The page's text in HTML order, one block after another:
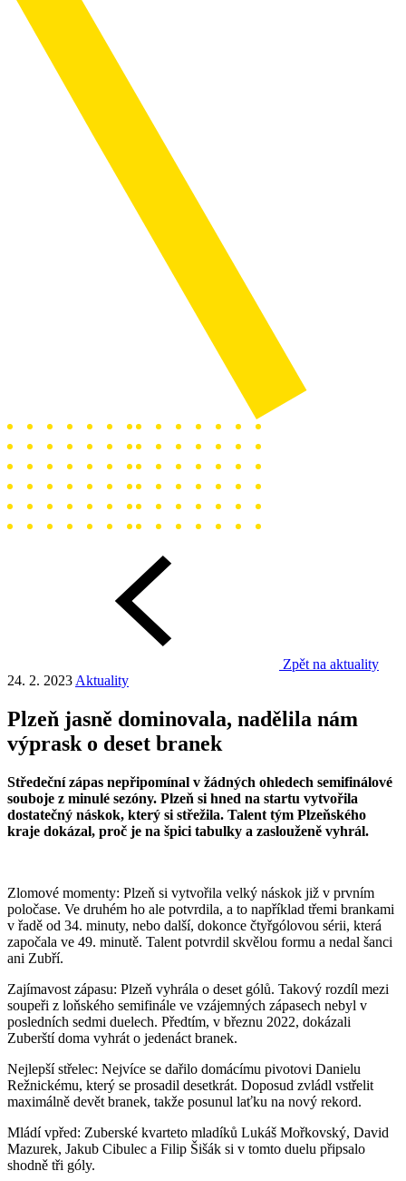
Zpět na aktuality
24. 2. 2023 Aktuality
Plzeň jasně dominovala, nadělila nám
výprask o deset branek
Středeční zápas nepřipomínal v žádných ohledech semifinálové
souboje z minulé sezóny. Plzeň si hned na startu vytvořila
dostatečný náskok, který si střežila. Talent tým Plzeňského
kraje dokázal, proč je na špici tabulky a zaslouženě vyhrál.
Zlomové momenty: Plzeň si vytvořila velký náskok již v prvním
poločase. Ve druhém ho ale potvrdila, a to například třemi brankami
v řadě od 34. minuty, nebo další, dokonce čtyřgólovou sérii, která
započala ve 49. minutě. Talent potvrdil skvělou formu a nedal šanci
ani Zubří.
Zajímavost zápasu: Plzeň vyhrála o deset gólů. Takový rozdíl mezi
soupeři z loňského semifinále ve vzájemných zápasech nebyl v
posledních sedmi duelech. Předtím, v březnu 2022, dokázali
Zuberští doma vyhrát o jedenáct branek.
Nejlepší střelec: Nejvíce se dařilo domácímu pivotovi Danielu
Režnickému, který se prosadil desetkrát. Doposud zvládl vstřelit
maximálně devět branek, takže posunul laťku na nový rekord.
Mládí vpřed: Zuberské kvarteto mladíků Lukáš Mořkovský, David
Mazurek, Jakub Cibulec a Filip Šišák si v tomto duelu připsalo
shodně tři góly.